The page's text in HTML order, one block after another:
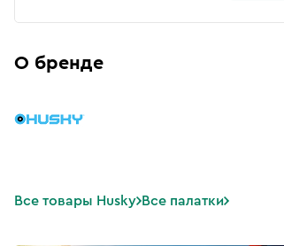
О бренде
Все товары Husky Все палатки